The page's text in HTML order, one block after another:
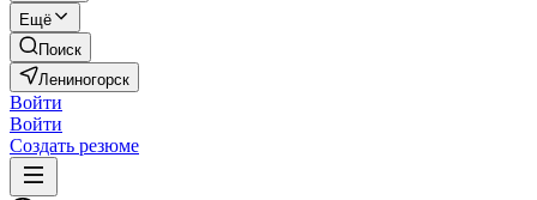
Ещё
Поиск
Лениногорск
Войти
Войти
Создать резюме